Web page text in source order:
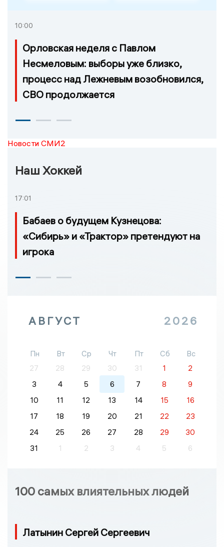
10:00
Орловская неделя с Павлом
Несмеловым: выборы уже близко,
процесс над Лежневым возобновился,
СВО продолжается
Новости СМИ2
Наш Хоккей
17:01
Бабаев о будущем Кузнецова:
«Сибирь» и «Трактор» претендуют на
игрока
АВГУСТ 2026
Пн Вт Ср Чт Пт Сб
Вс
27
28 29 30 31 1
2
3
4 5 6 7 8
9
10
11 12 13 14 15
16
17
18 19 20 21 22
23
24
25 26 27 28 29
30
31
1 2 3 4 5 6
100 самых влиятельных людей
Латынин Сергей Сергеевич